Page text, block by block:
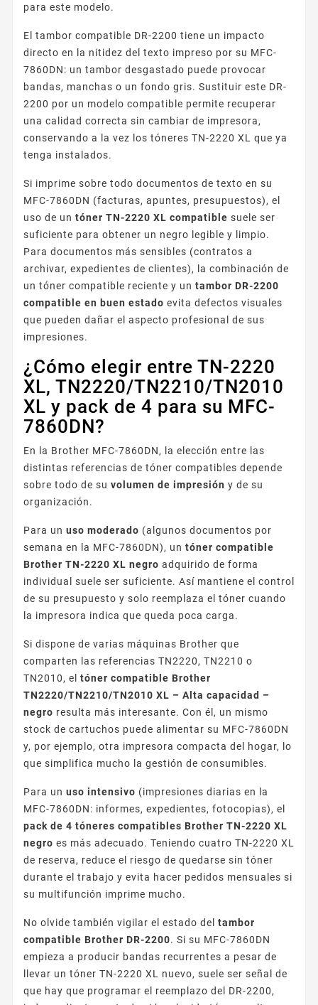
para este modelo.
El tambor compatible DR-2200 tiene un impacto
directo en la nitidez del texto impreso por su MFC-
7860DN: un tambor desgastado puede provocar
bandas, manchas o un fondo gris. Sustituir este DR-
2200 por un modelo compatible permite recuperar
una calidad correcta sin cambiar de impresora,
conservando a la vez los tóneres TN-2220 XL que ya
tenga instalados.
Si imprime sobre todo documentos de texto en su
MFC-7860DN (facturas, apuntes, presupuestos), el
uso de un tóner TN-2220 XL compatible suele ser
suficiente para obtener un negro legible y limpio.
Para documentos más sensibles (contratos a
archivar, expedientes de clientes), la combinación de
un tóner compatible reciente y un tambor DR-2200
compatible en buen estado evita defectos visuales
que pueden dañar el aspecto profesional de sus
impresiones.
¿Cómo elegir entre TN-2220
XL, TN2220/TN2210/TN2010
XL y pack de 4 para su MFC-
7860DN?
En la Brother MFC-7860DN, la elección entre las
distintas referencias de tóner compatibles depende
sobre todo de su volumen de impresión y de su
organización.
Para un uso moderado (algunos documentos por
semana en la MFC-7860DN), un tóner compatible
Brother TN-2220 XL negro adquirido de forma
individual suele ser suficiente. Así mantiene el control
de su presupuesto y solo reemplaza el tóner cuando
la impresora indica que queda poca carga.
Si dispone de varias máquinas Brother que
comparten las referencias TN2220, TN2210 o
TN2010, el tóner compatible Brother
TN2220/TN2210/TN2010 XL – Alta capacidad –
negro resulta más interesante. Con él, un mismo
stock de cartuchos puede alimentar su MFC-7860DN
y, por ejemplo, otra impresora compacta del hogar, lo
que simplifica mucho la gestión de consumibles.
Para un uso intensivo (impresiones diarias en la
MFC-7860DN: informes, expedientes, fotocopias), el
pack de 4 tóneres compatibles Brother TN-2220 XL
negro es más adecuado. Teniendo cuatro TN-2220 XL
de reserva, reduce el riesgo de quedarse sin tóner
durante el trabajo y evita hacer pedidos mensuales si
su multifunción imprime mucho.
No olvide también vigilar el estado del tambor
compatible Brother DR-2200. Si su MFC-7860DN
empieza a producir bandas recurrentes a pesar de
llevar un tóner TN-2220 XL nuevo, suele ser señal de
que hay que programar el reemplazo del DR-2200,